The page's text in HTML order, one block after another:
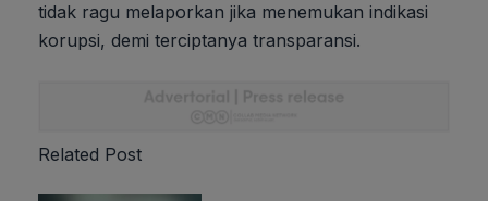
tidak ragu melaporkan jika menemukan indikasi
korupsi, demi terciptanya transparansi.
Related Post